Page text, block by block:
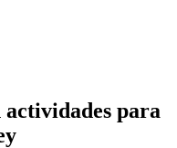
actividades para